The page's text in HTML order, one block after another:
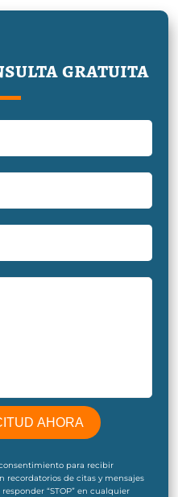
gratuita
para recibir
recordatorios de citas y mensajes
“STOP” en cualquier